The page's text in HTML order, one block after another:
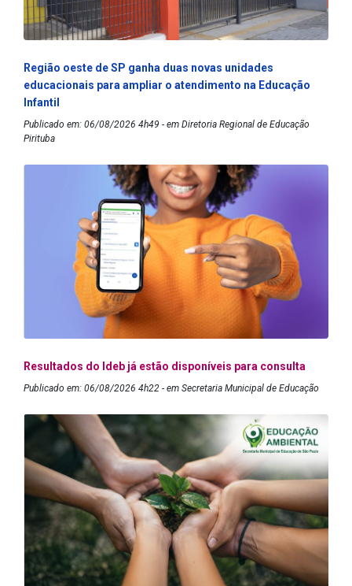
Região oeste de SP ganha duas novas unidades
educacionais para ampliar o atendimento na Educação
Infantil
Publicado em: 06/08/2026 4h49 - em Diretoria Regional de Educação
Pirituba
Resultados do Ideb já estão disponíveis para consulta
Publicado em: 06/08/2026 4h22 - em Secretaria Municipal de Educação